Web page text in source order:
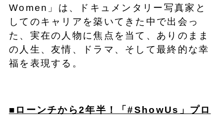
Women」は、ドキュメンタリー写真家と
してのキャリアを築いてきた中で出会っ
た、実在の人物に焦点を当て、ありのまま
の人生、友情、ドラマ、そして最終的な幸
福を表現する。
■ローンチから2年半！「#ShowUs」プロ